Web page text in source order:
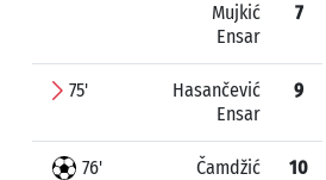
Mujkić
Ensar
7
75'
Hasančević
Ensar
9
76'
Čamdžić
10